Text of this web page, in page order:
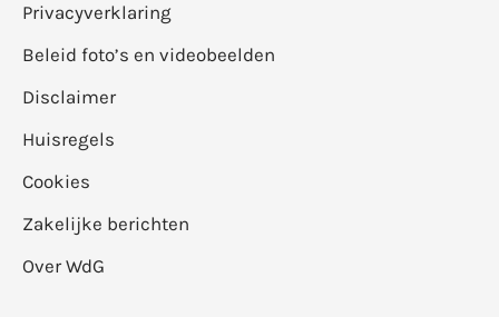
Privacyverklaring
Beleid foto’s en videobeelden
Disclaimer
Huisregels
Cookies
Zakelijke berichten
Over WdG